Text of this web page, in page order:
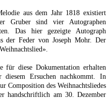
aus dem Jahr 1818 existiert
Gruber sind vier Autographen
Das hier gezeigte Autograph
der Feder von Joseph Mohr. Der
für diese Dokumentation erhalten
Ersuchen nachkommt. In
Composition des Weihnachtsliedes
handschriftlich am 30. Dezember